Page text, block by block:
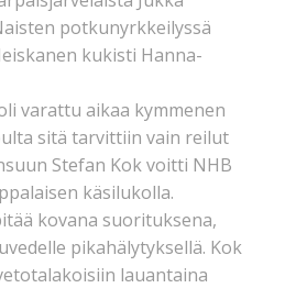
potkunyrkkeilyssä
kukisti Hanna-
varattu aikaa kymmenen
sitä tarvittiin vain reilut
Stefan Kok voitti NHB
käsilukolla.
kovana suorituksena,
pikahälytyksellä. Kok
lauantaina